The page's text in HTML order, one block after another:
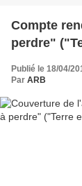
Compte
Publié le 18/04/
Par ARB